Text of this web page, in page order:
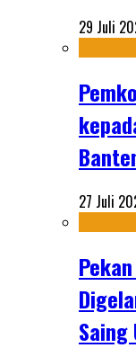
29 Juli
27 Juli
Saing